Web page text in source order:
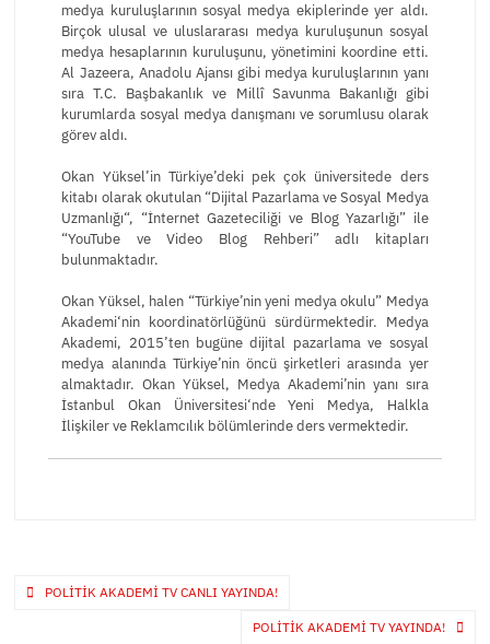
medya kuruluşlarının sosyal medya ekiplerinde yer aldı.
Birçok ulusal ve uluslararası medya kuruluşunun sosyal
medya hesaplarının kuruluşunu, yönetimini koordine etti.
Al Jazeera, Anadolu Ajansı gibi medya kuruluşlarının yanı
sıra T.C. Başbakanlık ve Millî Savunma Bakanlığı gibi
kurumlarda sosyal medya danışmanı ve sorumlusu olarak
görev aldı.
Okan Yüksel’in Türkiye’deki pek çok üniversitede ders
kitabı olarak okutulan “Dijital Pazarlama ve Sosyal Medya
Uzmanlığı“, “İnternet Gazeteciliği ve Blog Yazarlığı” ile
“YouTube ve Video Blog Rehberi” adlı kitapları
bulunmaktadır.
Okan Yüksel, halen “Türkiye’nin yeni medya okulu” Medya
Akademi‘nin koordinatörlüğünü sürdürmektedir. Medya
Akademi, 2015’ten bugüne dijital pazarlama ve sosyal
medya alanında Türkiye’nin öncü şirketleri arasında yer
almaktadır. Okan Yüksel, Medya Akademi’nin yanı sıra
İstanbul Okan Üniversitesi‘nde Yeni Medya, Halkla
İlişkiler ve Reklamcılık bölümlerinde ders vermektedir.
Yazı
POLITIK AKADEMI TV CANLI YAYINDA!
POLITIK AKADEMI TV YAYINDA!